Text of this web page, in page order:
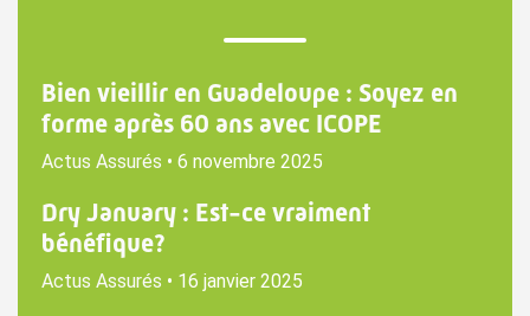
Bien vieillir en Guadeloupe : Soyez en
forme après 60 ans avec ICOPE
Actus Assurés • 6 novembre 2025
Dry January : Est-ce vraiment
bénéfique?
Actus Assurés • 16 janvier 2025